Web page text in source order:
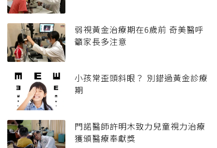
弱視黃金治療期在6歲前 奇美醫呼
籲家長多注意
小孩常歪頭斜眼？ 別錯過黃金診療
期
門諾醫師許明木致力兒童視力治療
獲頒醫療奉獻獎